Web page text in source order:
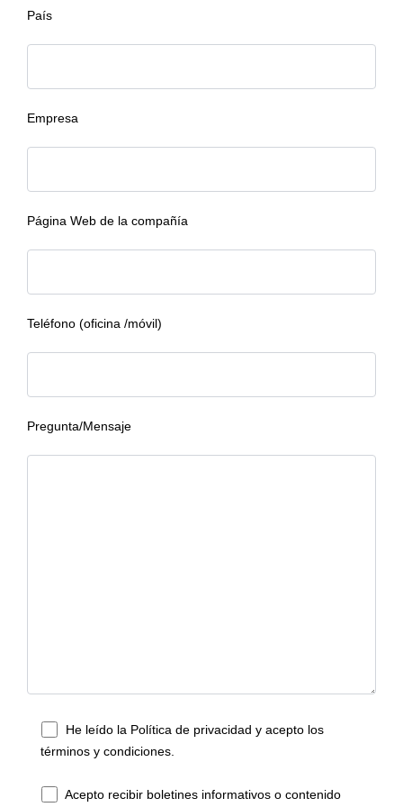
País
Empresa
Página Web de la compañía
Teléfono (oficina /móvil)
Pregunta/Mensaje
He leído la Política de privacidad y acepto los
términos y condiciones.
Acepto recibir boletines informativos o contenido